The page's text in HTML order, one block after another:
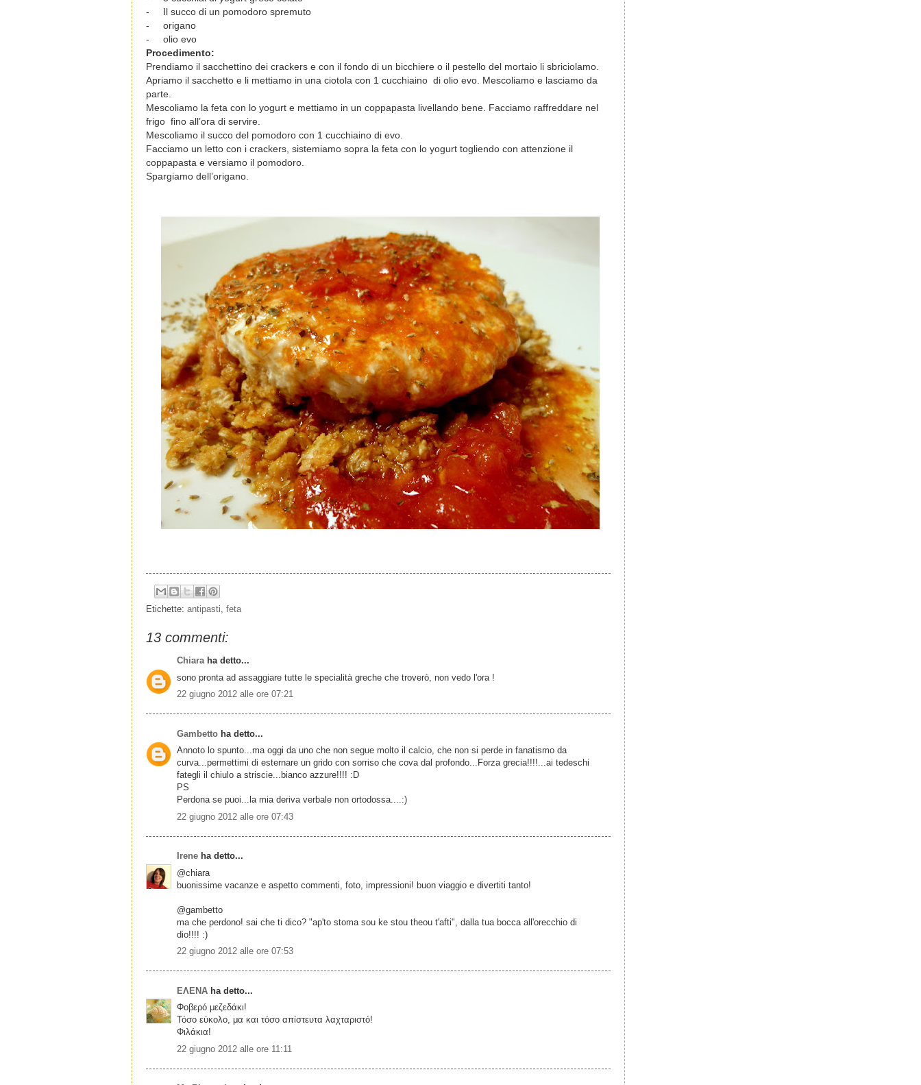
-
succo di un pomodoro spremuto
-
οrigano
-
ο lio evo
Procedimento:
Prendiamo il sacchettino dei crackers e con il fondo di un bicchiere o il pestello del mortaio li sbriciolamo.
Apriamo il sacchetto e li mettiamo in una ciotola con 1 cucchiaino di olio evo. Mescoliamo e lasciamo da
parte.
Mescoliamo la feta con lo yogurt e mettiamo in un coppapasta livellando bene. Facciamo raffreddare nel
frigo fino all’ora di servire.
Mescoliamo il succo del pomodoro con 1 cucchiaino di evo.
Facciamo un letto con i crackers, sistemiamo sopra la feta con lo yogurt togliendo con attenzione il
coppapasta e versiamo il pomodoro.
Spargiamo dell’origano.
Etichette: antipasti, feta
13 commenti:
Chiara ha detto...
sono pronta ad assaggiare tutte le specialità greche che troverò, non vedo l'ora !
22 giugno 2012 alle ore 07:21
Gambetto ha detto...
Annoto lo spunto...ma oggi da uno che non segue molto il calcio, che non si perde in fanatismo da
curva...permettimi di esternare un grido con sorriso che cova dal profondo...Forza grecia!!!!...ai tedeschi
fategli il chiulo a striscie...bianco azzure!!!! :D
PS
Perdona se puoi...la mia deriva verbale non ortodossa....:)
22 giugno 2012 alle ore 07:43
Irene ha detto...
@chiara
buonissime vacanze e aspetto commenti, foto, impressioni! buon viaggio e divertiti tanto!
@gambetto
ma che perdono! sai che ti dico? "ap'to stoma sou ke stou theou t'afti", dalla tua bocca all'orecchio di
dio!!!! :)
22 giugno 2012 alle ore 07:53
ΕΛΕΝΑ ha detto...
Φοβερό μεζεδάκι!
Τόσο εύκολο, μα και τόσο απίστευτα λαχταριστό!
Φιλάκια!
22 giugno 2012 alle ore 11:11